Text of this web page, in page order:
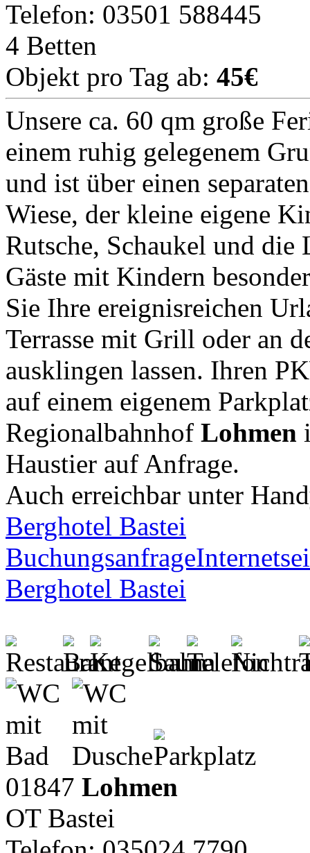
Telefon: 03501 588445
4 Betten
Objekt pro Tag ab: 45€
Unsere ca. 60 qm große
einem ruhig gelegenem
und ist über einen
Wiese, der kleine eigene
Rutsche, Schaukel und die
Gäste mit Kindern
Sie Ihre ereignisreichen
Terrasse mit Grill oder an
ausklingen lassen. Ihren
auf einem eigenem
Regionalbahnhof Lohmen
Haustier auf Anfrage.
Auch erreichbar unter
Berghotel Bastei
Buchungsanfrage
Berghotel Bastei
01847 Lohmen
OT Bastei